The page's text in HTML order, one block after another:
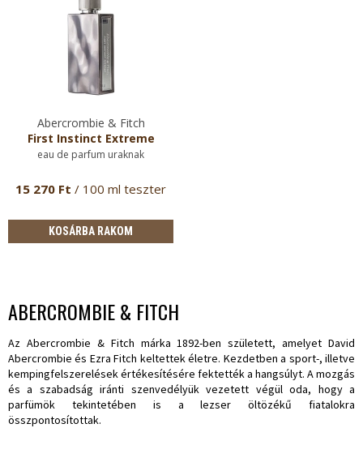
Abercrombie & Fitch
First Instinct Extreme
eau de parfum uraknak
15 270 Ft / 100 ml teszter
KOSÁRBA RAKOM
ABERCROMBIE & FITCH
Az Abercrombie & Fitch márka 1892-ben született, amelyet David
Abercrombie és Ezra Fitch keltettek életre. Kezdetben a sport-, illetve
kempingfelszerelések értékesítésére fektették a hangsúlyt. A mozgás
és a szabadság iránti szenvedélyük vezetett végül oda, hogy a
parfümök tekintetében is a lezser öltözékű fiatalokra
összpontosítottak.